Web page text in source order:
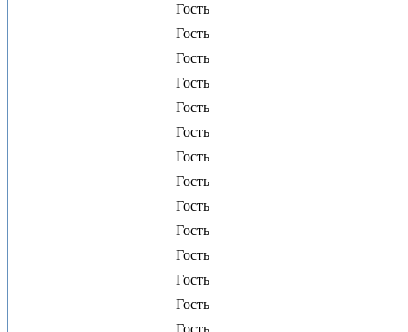
Гость
Гость
Гость
Гость
Гость
Гость
Гость
Гость
Гость
Гость
Гость
Гость
Гость
Гость